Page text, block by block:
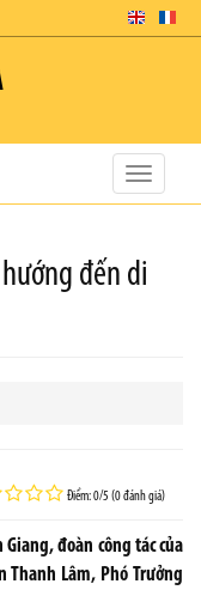
Toggle
hướng đến di
Điểm: 0/5 (0 đánh giá)
đoàn công tác của
Thanh Lâm, Phó Trưởng